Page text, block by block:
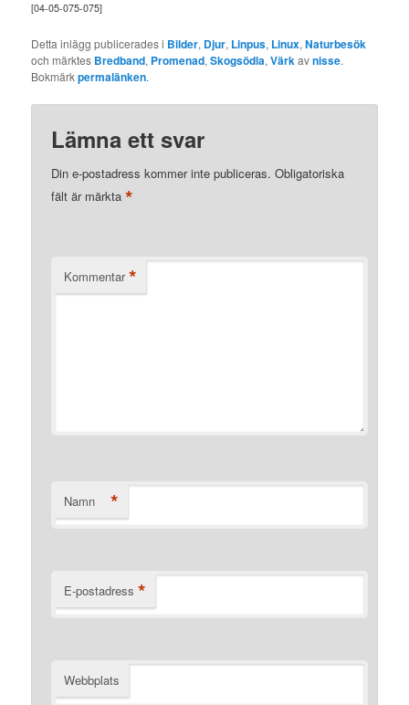
[04-05-075-075]
Detta inlägg publicerades i Bilder, Djur, Linpus, Linux,Naturbesök
och märktes Bredband, Promenad,Skogsödla,Värkavnisse.
Bokmärkpermalänken.
Lämna ett svar
Din e-postadress kommer inte publiceras. Obligatoriska
fält är märkta*
Kommentar *
Namn *
E-postadress *
Webbplats